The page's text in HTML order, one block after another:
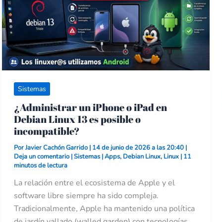
Sistemas
¿Administrar un iPhone o iPad en
Debian Linux 13 es posible o
incompatible?
PorJavier Cachón Garrido| 14 de junio de 2026 a las 20:40 |
Deja un comentario |Sistemas |Apps, Debian Linux, Linux | 11
minutos de lectura
La relación entre el ecosistema de Apple y el
software libre siempre ha sido compleja.
Tradicionalmente, Apple ha mantenido una política
Debian
Linux
13
es
posible
o
incompatible?